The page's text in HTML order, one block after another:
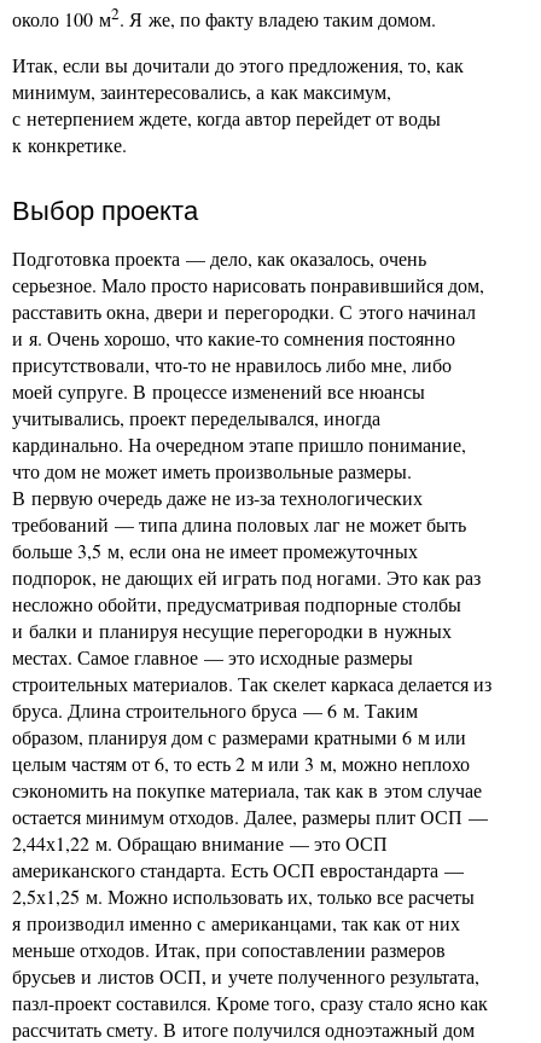
около 100 м2. Я же, по факту владею таким домом.
Итак, если вы дочитали до этого предложения, то, как
минимум, заинтересовались, а как максимум,
с нетерпением ждете, когда автор перейдет от воды
к конкретике.
Выбор проекта
Подготовка проекта — дело, как оказалось, очень
серьезное. Мало просто нарисовать понравившийся дом,
расставить окна, двери и перегородки. С этого начинал
и я. Очень хорошо, что какие-то сомнения постоянно
присутствовали, что-то не нравилось либо мне, либо
моей супруге. В процессе изменений все нюансы
учитывались, проект переделывался, иногда
кардинально. На очередном этапе пришло понимание,
что дом не может иметь произвольные размеры.
В первую очередь даже не из-за технологических
требований — типа длина половых лаг не может быть
больше 3,5 м, если она не имеет промежуточных
подпорок, не дающих ей играть под ногами. Это как раз
несложно обойти, предусматривая подпорные столбы
и балки и планируя несущие перегородки в нужных
местах. Самое главное — это исходные размеры
строительных материалов. Так скелет каркаса делается из
бруса. Длина строительного бруса — 6 м. Таким
образом, планируя дом с размерами кратными 6 м или
целым частям от 6, то есть 2 м или 3 м, можно неплохо
сэкономить на покупке материала, так как в этом случае
остается минимум отходов. Далее, размеры плит ОСП —
2,44х1,22 м. Обращаю внимание — это ОСП
американского стандарта. Есть ОСП евростандарта —
2,5х1,25 м. Можно использовать их, только все расчеты
я производил именно с американцами, так как от них
меньше отходов. Итак, при сопоставлении размеров
брусьев и листов ОСП, и учете полученного результата,
пазл-проект составился. Кроме того, сразу стало ясно как
рассчитать смету. В итоге получился одноэтажный дом